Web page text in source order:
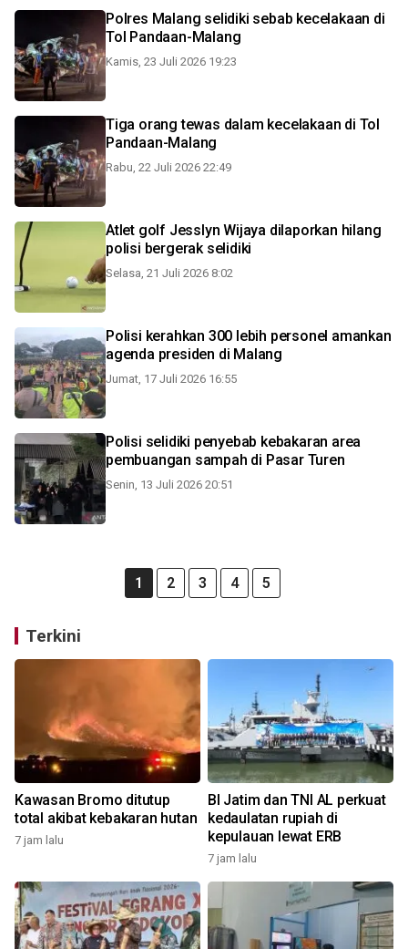
Polres Malang selidiki sebab kecelakaan di
Tol Pandaan-Malang
Kamis, 23 Juli 2026 19:23
Tiga orang tewas dalam kecelakaan di Tol
Pandaan-Malang
Rabu, 22 Juli 2026 22:49
Atlet golf Jesslyn Wijaya dilaporkan hilang
polisi bergerak selidiki
Selasa, 21 Juli 2026 8:02
Polisi kerahkan 300 lebih personel amankan
agenda presiden di Malang
Jumat, 17 Juli 2026 16:55
Polisi selidiki penyebab kebakaran area
pembuangan sampah di Pasar Turen
Senin, 13 Juli 2026 20:51
1 2 3 4 5
Terkini
Kawasan Bromo ditutup
total akibat kebakaran hutan
7 jam lalu
BI Jatim dan TNI AL perkuat
kedaulatan rupiah di
kepulauan lewat ERB
7 jam lalu